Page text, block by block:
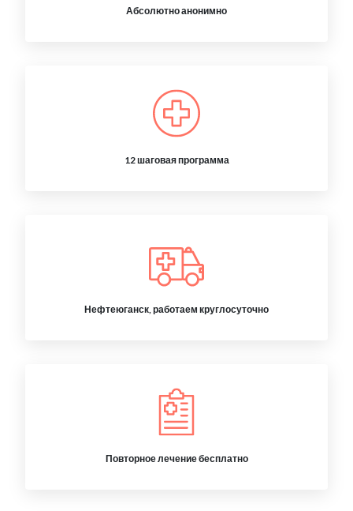
Абсолютно анонимно
12 шаговая программа
Нефтеюганск, работаем круглосуточно
Повторное лечение бесплатно